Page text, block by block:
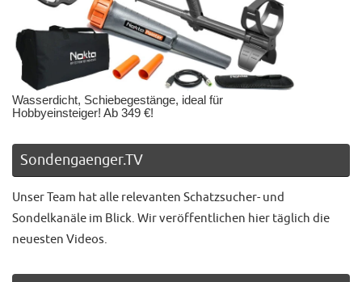
Wasserdicht, Schiebegestänge, ideal für
Hobbyeinsteiger! Ab 349 €!
Sondengaenger.TV
Unser Team hat alle relevanten Schatzsucher- und
Sondelkanäle im Blick. Wir veröffentlichen hier täglich die
neuesten Videos.